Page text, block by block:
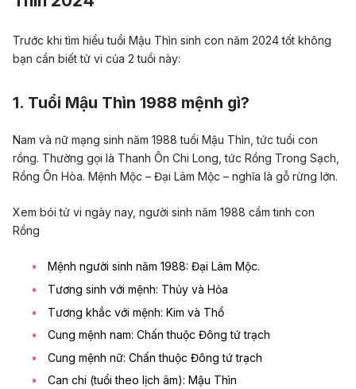
Trước khi tìm hiểu tuổi Mậu Thìn sinh con năm 2024 tốt không
bạn cần biết tử vi của 2 tuổi này:
1. Tuổi Mậu Thìn 1988 mệnh gì?
Nam và nữ mạng sinh năm 1988 tuổi Mậu Thìn, tức tuổi con
rồng. Thường gọi là Thanh Ôn Chi Long, tức Rồng Trong Sạch,
Rồng Ôn Hòa. Mệnh Mộc – Đại Lâm Mộc – nghĩa là gỗ rừng lớn.
Xem bói tử vi ngày nay, người sinh năm 1988 cầm tinh con
Rồng
Mệnh người sinh năm 1988: Đại Lâm Mộc.
Tương sinh với mệnh: Thủy và Hỏa
Tương khắc với mệnh: Kim và Thổ
Cung mệnh nam: Chấn thuộc Đông tứ trạch
Cung mệnh nữ: Chấn thuộc Đông tứ trạch
Can chi (tuổi theo lịch âm): Mậu Thìn